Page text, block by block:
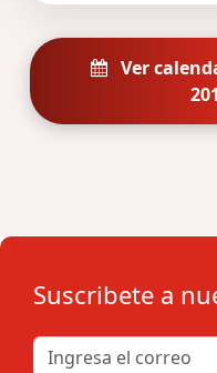
Ver
Suscribete a